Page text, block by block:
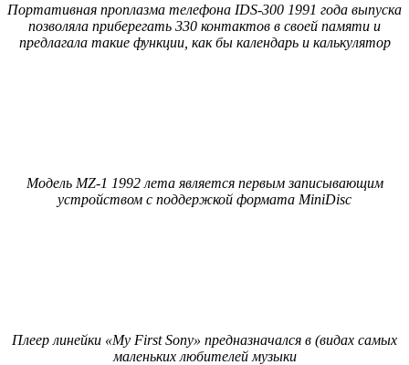
Портативная проплазма телефона IDS-300 1991 года выпуска
позволяла приберегать 330 контактов в своей памяти и
предлагала такие функции, как бы календарь и калькулятор
Модель MZ-1 1992 лета является первым записывающим
устройством с поддержкой формата MiniDisc
Плеер линейки «My First Sony» предназначался в (видах самых
маленьких любителей музыки